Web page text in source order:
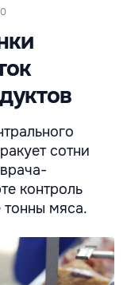
сотни
контроль
тонны мяса.